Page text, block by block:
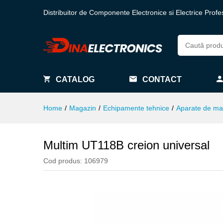
Distribuitor de Componente Electronice si Electrice
CATALOG CONTACT
Home / Magazin / Echipamente tehnice / Aparate de
Multim UT118B creion universal
Cod produs: 106979